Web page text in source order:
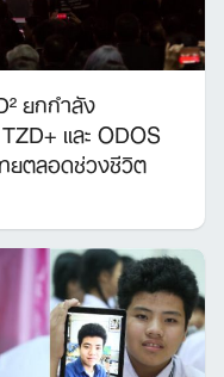
ยกกำลัง
และ ODOS
ยตลอดช่วงชีวิต